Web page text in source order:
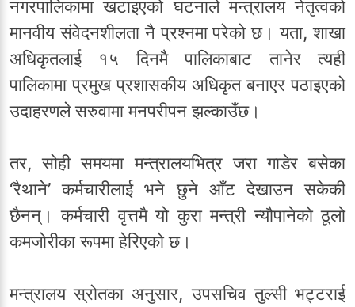
नगरपालिकामा खटाइएको घटनाले मन्त्रालय नेतृत्वको
मानवीय संवेदनशीलता नै प्रश्नमा परेको छ। यता, शाखा
अधिकृतलाई १५ दिनमै पालिकाबाट तानेर त्यही
पालिकामा प्रमुख प्रशासकीय अधिकृत बनाएर पठाइएको
उदाहरणले सरुवामा मनपरीपन झल्काउँछ।
तर, सोही समयमा मन्त्रालयभित्र जरा गाडेर बसेका
‘रैथाने’ कर्मचारीलाई भने छुने आँट देखाउन सकेकी
छैनन्। कर्मचारी वृत्तमै यो कुरा मन्त्री न्यौपानेको ठूलो
कमजोरीका रूपमा हेरिएको छ।
मन्त्रालय स्रोतका अनुसार, उपसचिव तुल्सी भट्टराई